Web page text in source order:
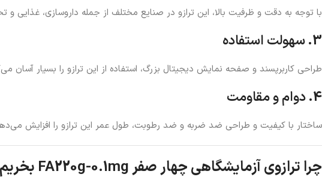
با توجه به دقت و ظرفیت بالا، این ترازو در صنایع مختلف از جمله داروسازی، غذایی و
3. سهولت استفاده
طراحی کاربرپسند و صفحه‌ نمایش دیجیتال بزرگ، استفاده از این ترازو را بسیار آسان
4. دوام و مقاومت
ساختار با کیفیت و طراحی ضد ضربه و ضد رطوبت، طول عمر این ترازو را افزایش
چرا ترازوی آزمایشگاهی چهار صفر FA220g-0.1mg بخریم؟